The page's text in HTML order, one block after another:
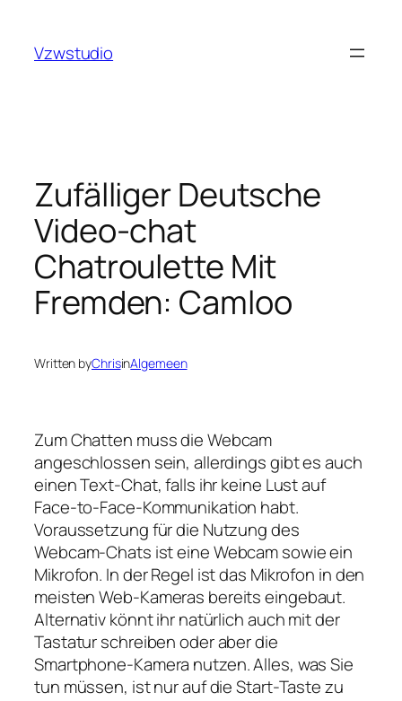
content
Vzwstudio
Zufälliger Deutsche
Video-chat
Chatroulette Mit
Fremden: Camloo
Written byChrisinAlgemeen
Zum Chatten muss die Webcam
angeschlossen sein, allerdings gibt es auch
einen Text-Chat, falls ihr keine Lust auf
Face-to-Face-Kommunikation habt.
Voraussetzung für die Nutzung des
Webcam-Chats ist eine Webcam sowie ein
Mikrofon. In der Regel ist das Mikrofon in den
meisten Web-Kameras bereits eingebaut.
Alternativ könnt ihr natürlich auch mit der
Tastatur schreiben oder aber die
Smartphone-Kamera nutzen. Alles, was Sie
tun müssen, ist nur auf die Start-Taste zu